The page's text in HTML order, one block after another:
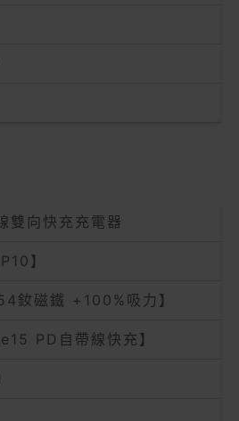
雙向快充充電器
】
釹磁鐵 +100%吸力】
PD自帶線快充】